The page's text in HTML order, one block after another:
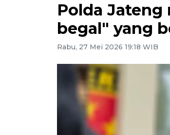
Polda
begal" yang
Rabu, 27 Mei 2026 19:18 WIB